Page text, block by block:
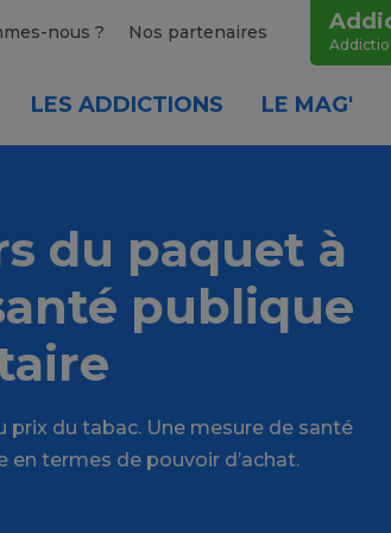
nous ? Nos partenaires
LES ADDICTIONS LE MAG'
du paquet à
publique
du tabac. Une mesure de santé
en termes de pouvoir d’achat.